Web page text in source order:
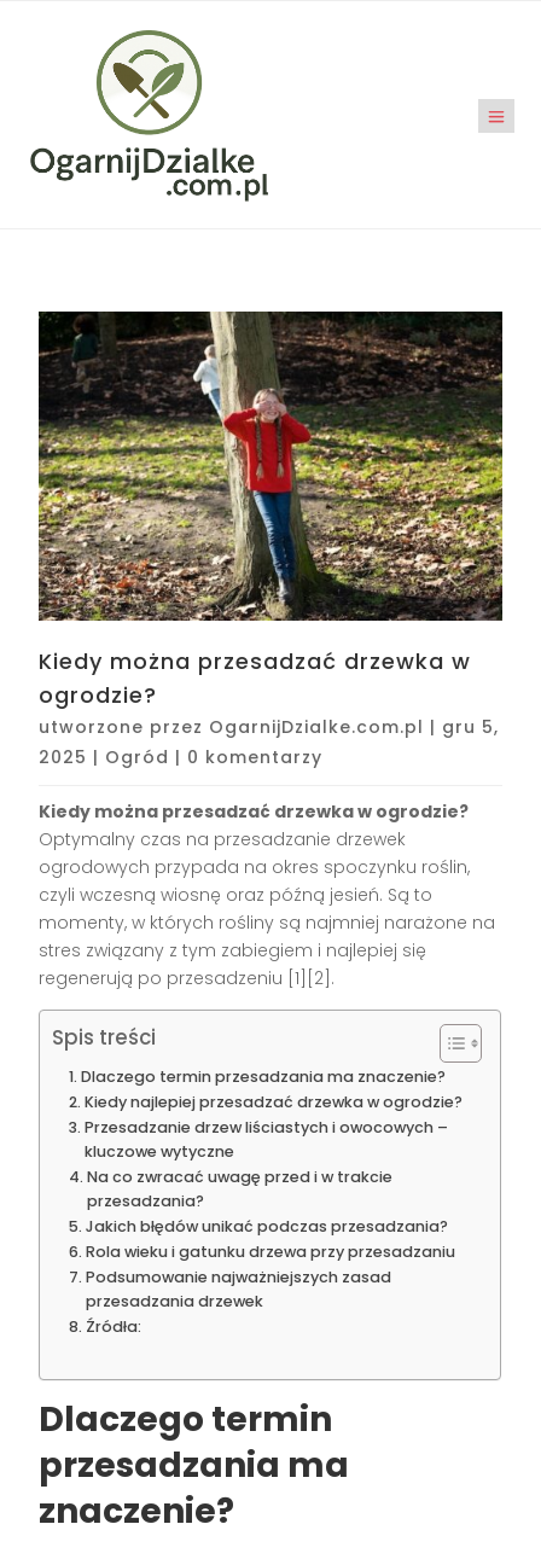
Kiedy można przesadzać drzewka w
ogrodzie?
utworzone przez OgarnijDzialke.com.pl | gru 5,
2025 | Ogród | 0 komentarzy
Kiedy można przesadzać drzewka w ogrodzie?
Optymalny czas na przesadzanie drzewek
ogrodowych przypada na okres spoczynku roślin,
czyli wczesną wiosnę oraz późną jesień. Są to
momenty, w których rośliny są najmniej narażone na
stres związany z tym zabiegiem i najlepiej się
regenerują po przesadzeniu [1][2] .
Spis treści
Dlaczego termin przesadzania ma znaczenie?
Kiedy najlepiej przesadzać drzewka w ogrodzie?
Przesadzanie drzew liściastych i owocowych –
kluczowe wytyczne
Na co zwracać uwagę przed i w trakcie
przesadzania?
Jakich błędów unikać podczas przesadzania?
Rola wieku i gatunku drzewa przy przesadzaniu
Podsumowanie najważniejszych zasad
przesadzania drzewek
Źródła:
Dlaczego termin
przesadzania ma
znaczenie?